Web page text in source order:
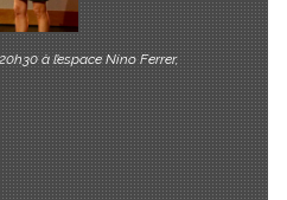
à l’espace Nino Ferrer,